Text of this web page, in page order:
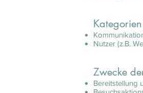
Nutzer (z.B.
Zwecke
Bereitstellung